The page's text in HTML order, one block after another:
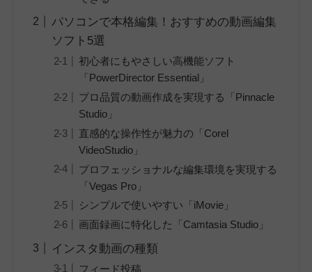
パソコンで本格編集！おすすめの動画編集
ソフト5選
初心者にもやさしい高機能ソフト
「PowerDirector Essential」
プロ品質の動画作成を実現する「Pinnacle
Studio」
直感的な操作性が魅力の「Corel
VideoStudio」
プロフェッショナルな編集環境を実現する
「Vegas Pro」
シンプルで使いやすい「iMovie」
画面録画に特化した「Camtasia Studio」
インスタ動画の種類
フィード投稿